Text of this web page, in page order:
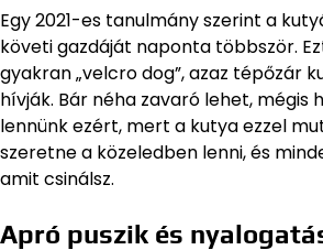
Egy 2021-es tanulmány szerint a
követi gazdáját naponta többször.
gyakran „velcro dog”, azaz tépőzár
hívják. Bár néha zavaró lehet, mégis
lennünk ezért, mert a kutya ezzel
szeretne a közeledben lenni, és
amit csinálsz.
Apró puszik és